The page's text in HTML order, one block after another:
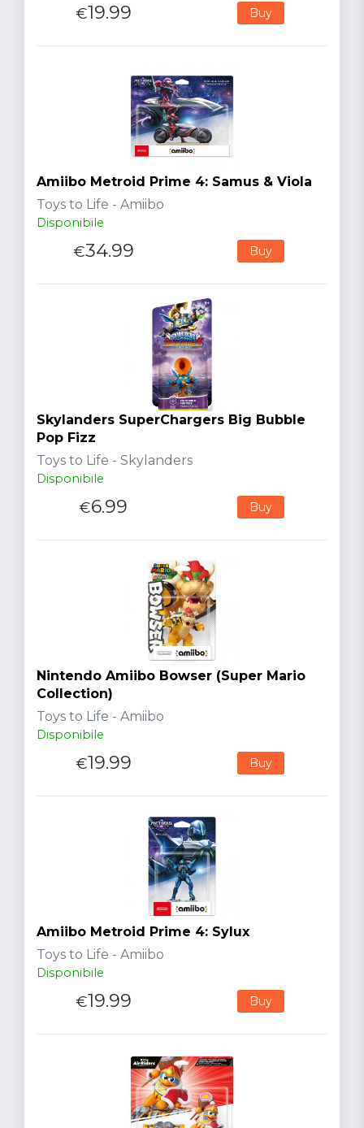
€19.99 Buy
Amiibo Metroid Prime 4: Samus & Viola
Toys to Life - Amiibo
Disponibile
€34.99 Buy
Skylanders SuperChargers Big Bubble
Pop Fizz
Toys to Life - Skylanders
Disponibile
€6.99 Buy
Nintendo Amiibo Bowser (Super Mario
Collection)
Toys to Life - Amiibo
Disponibile
€19.99 Buy
Amiibo Metroid Prime 4: Sylux
Toys to Life - Amiibo
Disponibile
€19.99 Buy